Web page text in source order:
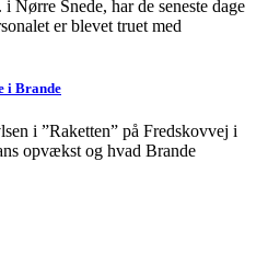
Nørre Snede, har de seneste dage
er blevet truet med
i Brande
i ”Raketten” på Fredskovvej i
opvækst og hvad Brande